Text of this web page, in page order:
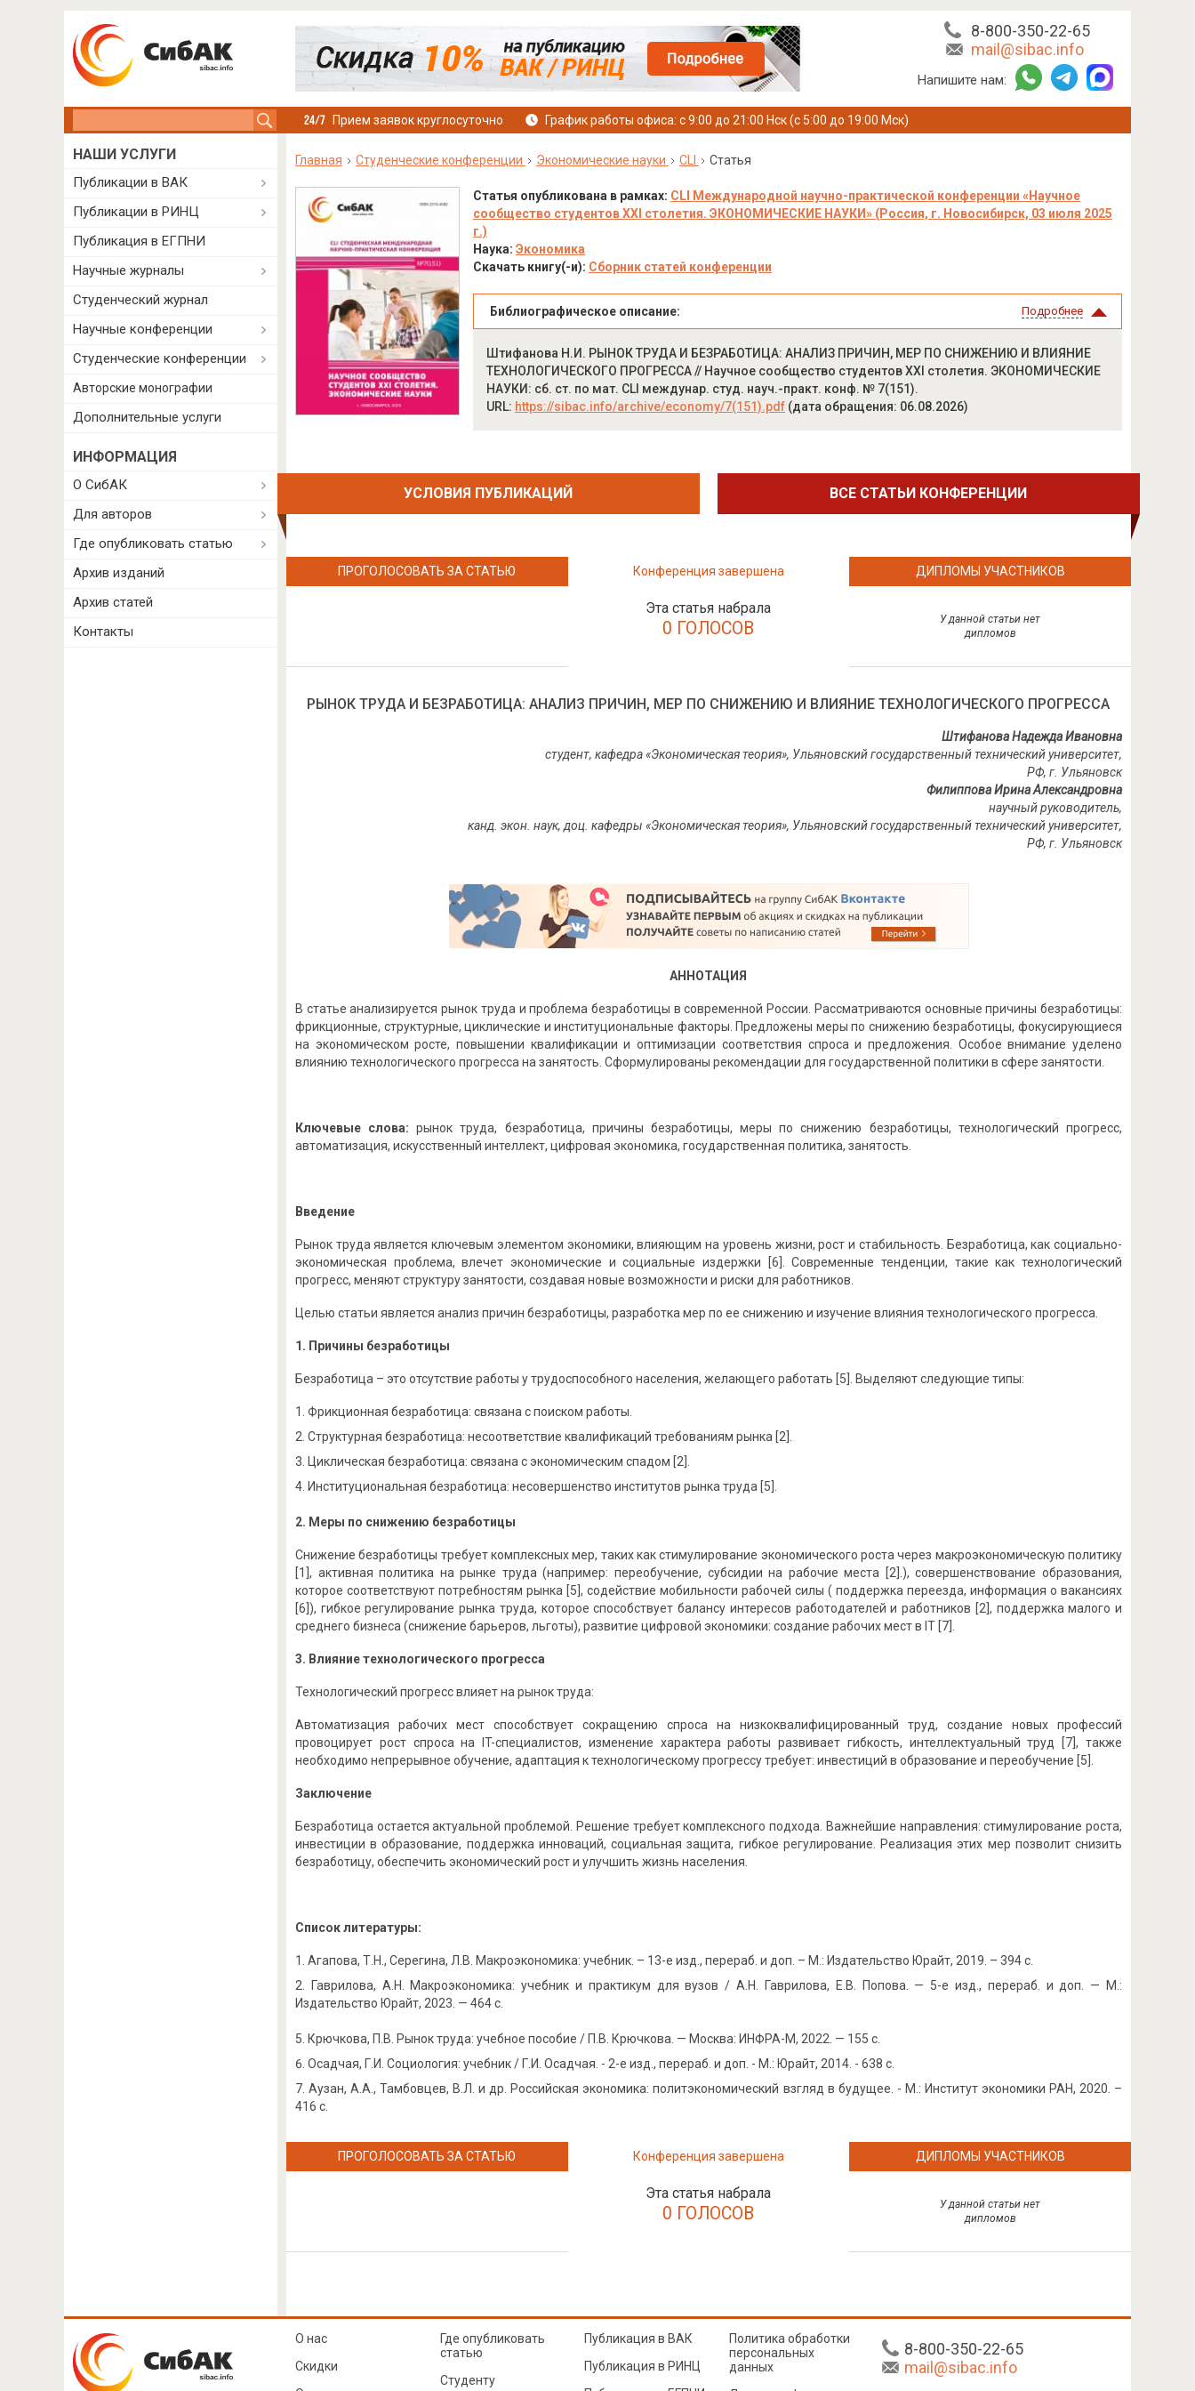
8-800-350-22-65
mail@sibac.info
Напишите нам:
Прием заявок круглосуточно График работы офиса: с 9:00 до 21:00 Нск (с 5:00 до 19:00 Мск)
Главная Студенческие конференции Экономические науки CLI Статья
Статья опубликована в рамках: CLI Международной научно-практической конференции «Научное
сообщество студентов XXI столетия. ЭКОНОМИЧЕСКИЕ НАУКИ» (Россия, г. Новосибирск, 03 июля 2025
г.)
Наука: Экономика
Скачать книгу(-и): Сборник статей конференции
Библиографическое описание: Подробнее
Штифанова Н.И. РЫНОК ТРУДА И БЕЗРАБОТИЦА: АНАЛИЗ ПРИЧИН, МЕР ПО СНИЖЕНИЮ И ВЛИЯНИЕ
ТЕХНОЛОГИЧЕСКОГО ПРОГРЕССА // Научное сообщество студентов XXI столетия. ЭКОНОМИЧЕСКИЕ
НАУКИ: сб. ст. по мат. CLI междунар. студ. науч.-практ. конф. № 7(151).
URL: https://sibac.info/archive/economy/7(151).pdf(дата обращения: 06.08.2026)
УСЛОВИЯ ПУБЛИКАЦИЙ ВСЕ СТАТЬИ КОНФЕРЕНЦИИ
ПРОГОЛОСОВАТЬ ЗА СТАТЬЮ Конференция завершена
Эта статья набрала
0 ГОЛОСОВ
ДИПЛОМЫ УЧАСТНИКОВ
У данной статьи нет
дипломов
РЫНОК ТРУДА И БЕЗРАБОТИЦА: АНАЛИЗ ПРИЧИН, МЕР ПО СНИЖЕНИЮ И ВЛИЯНИЕ ТЕХНОЛОГИЧЕСКОГО ПРОГРЕССА
Штифанова Надежда Ивановна
студент, кафедра «Экономическая теория», Ульяновский государственный технический университет,
РФ, г. Ульяновск
Филиппова Ирина Александровна
научный руководитель,
канд. экон. наук, доц. кафедры «Экономическая теория», Ульяновский государственный технический университет,
РФ, г. Ульяновск
АННОТАЦИЯ
В статье анализируется рынок труда и проблема безработицы в современной России. Рассматриваются основные причины безработицы:
фрикционные, структурные, циклические и институциональные факторы. Предложены меры по снижению безработицы, фокусирующиеся
на экономическом росте, повышении квалификации и оптимизации соответствия спроса и предложения. Особое внимание уделено
влиянию технологического прогресса на занятость. Сформулированы рекомендации для государственной политики в сфере занятости.
Ключевые слова: рынок труда, безработица, причины безработицы, меры по снижению безработицы, технологический прогресс,
автоматизация, искусственный интеллект, цифровая экономика, государственная политика, занятость.
Введение
Рынок труда является ключевым элементом экономики, влияющим на уровень жизни, рост и стабильность. Безработица, как социально-
экономическая проблема, влечет экономические и социальные издержки [6]. Современные тенденции, такие как технологический
прогресс, меняют структуру занятости, создавая новые возможности и риски для работников.
Целью статьи является анализ причин безработицы, разработка мер по ее снижению и изучение влияния технологического прогресса.
1. Причины безработицы
Безработица – это отсутствие работы у трудоспособного населения, желающего работать [5]. Выделяют следующие типы:
Фрикционная безработица: связана с поиском работы.
Структурная безработица: несоответствие квалификаций требованиям рынка [2].
Циклическая безработица: связана с экономическим спадом [2].
Институциональная безработица: несовершенство институтов рынка труда [5].
2. Меры по снижению безработицы
Снижение безработицы требует комплексных мер, таких как стимулирование экономического роста через макроэкономическую политику
[1], активная политика на рынке труда (например: переобучение, субсидии на рабочие места [2].), совершенствование образования,
которое соответствуют потребностям рынка [5], содействие мобильности рабочей силы ( поддержка переезда, информация о вакансиях
[6]), гибкое регулирование рынка труда, которое способствует балансу интересов работодателей и работников [2], поддержка малого и
среднего бизнеса (снижение барьеров, льготы), развитие цифровой экономики: создание рабочих мест в IT [7].
3. Влияние технологического прогресса
Технологический прогресс влияет на рынок труда:
Автоматизация рабочих мест способствует сокращению спроса на низкоквалифицированный труд, создание новых профессий
провоцирует рост спроса на IT-специалистов, изменение характера работы развивает гибкость, интеллектуальный труд [7], также
необходимо непрерывное обучение, адаптация к технологическому прогрессу требует: инвестиций в образование и переобучение [5].
Заключение
Безработица остается актуальной проблемой. Решение требует комплексного подхода. Важнейшие направления: стимулирование роста,
инвестиции в образование, поддержка инноваций, социальная защита, гибкое регулирование. Реализация этих мер позволит снизить
безработицу, обеспечить экономический рост и улучшить жизнь населения.
Список литературы:
Агапова, Т.Н., Серегина, Л.В. Макроэкономика: учебник. – 13-е изд., перераб. и доп. – М.: Издательство Юрайт, 2019. – 394 с.
Гаврилова, А.Н. Макроэкономика: учебник и практикум для вузов / А.Н. Гаврилова, Е.В. Попова. — 5-е изд., перераб. и доп. — М.:
Издательство Юрайт, 2023. — 464 с.
Крючкова, П.В. Рынок труда: учебное пособие / П.В. Крючкова. — Москва: ИНФРА-М, 2022. — 155 с.
Осадчая, Г.И. Социология: учебник / Г.И. Осадчая. - 2-е изд., перераб. и доп. - М.: Юрайт, 2014. - 638 с.
Аузан, А.А., Тамбовцев, В.Л. и др. Российская экономика: политэкономический взгляд в будущее. - М.: Институт экономики РАН, 2020. –
416 с.
ПРОГОЛОСОВАТЬ ЗА СТАТЬЮ Конференция завершена
Эта статья набрала
0 ГОЛОСОВ
ДИПЛОМЫ УЧАСТНИКОВ
У данной статьи нет
дипломов
НАШИ УСЛУГИ
Публикации в ВАК
Публикации в РИНЦ
Публикация в ЕГПНИ
Научные журналы
Студенческий журнал
Научные конференции
Студенческие конференции
Авторские монографии
Дополнительные услуги
ИНФОРМАЦИЯ
О СибАК
Для авторов
Где опубликовать статью
Архив изданий
Архив статей
Контакты
8-800-350-22-65
mail@sibac.info
О нас
Скидки
Где опубликовать
статью
Студенту
Публикация в ВАК
Публикация в РИНЦ
Политика обработки
персональных
данных